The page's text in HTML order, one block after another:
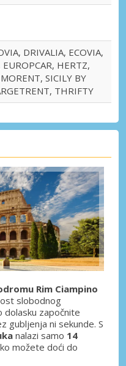
DRIVALIA, ECOVIA,
EUROPCAR, HERTZ,
SICILY BY
THRIFTY
Rim Ciampino
slobodnog
dolasku započnite
gubljenja ni sekunde. S
nalazi samo 14
možete doći do